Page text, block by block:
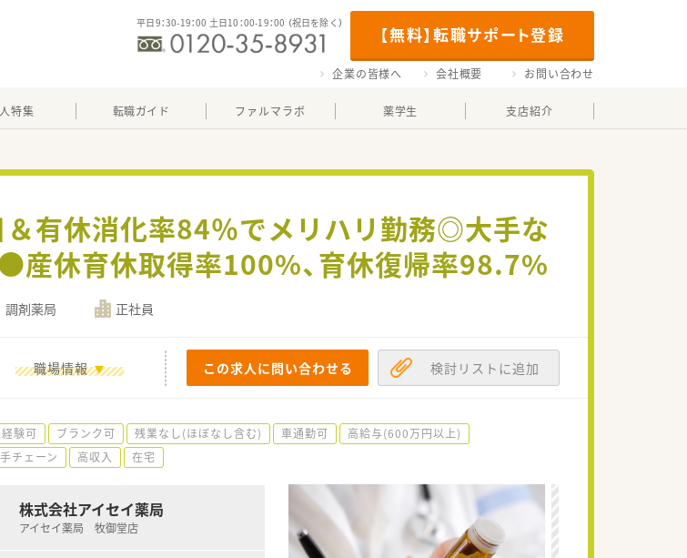
【無料】転職サポート登録
平日9：30-19：00 土日10：00-19：00 （祝日を除く）
企業の皆様へ 会社概要 お問い合わせ
特集 転職ガイド ファルマラボ 薬学生 支店紹介
＆有休消化率84％でメリハリ勤務◎大手な
産休育休取得率100%、育休復帰率98.7%
調剤薬局 正社員
職場情報 この求人に問い合わせる 検討リストに追加
験可 ブランク可 残業なし(ほぼなし含む) 車通勤可
高給与(600万円以上)
チェーン 高収入 在宅
株式会社アイセイ薬局
アイセイ薬局 牧御堂店